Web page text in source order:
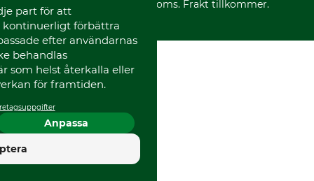
Instagram TOS
Media
Code of Conduct
*Alla priser inklusive moms. Frakt tillkommer.
part för att
kontinuerligt förbättra
efter användarnas
behandlas
som helst återkalla eller
för framtiden.
Anpassa